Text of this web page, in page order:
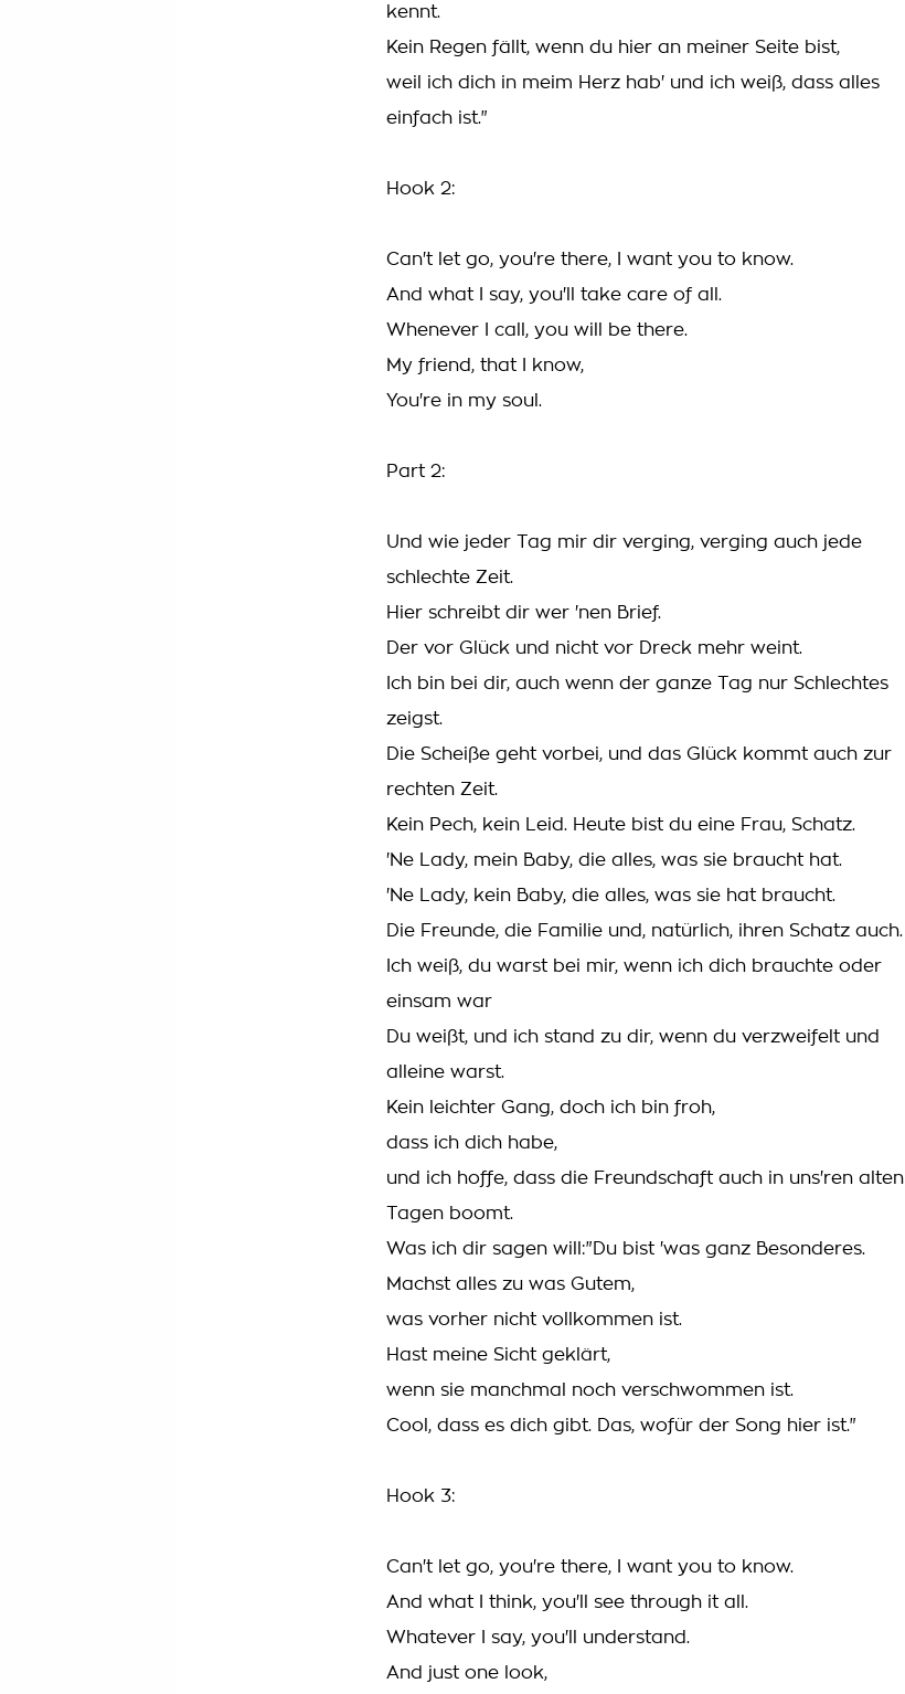
kennt.
Kein Regen fällt, wenn du hier an meiner Seite bist,
weil ich dich in meim Herz hab' und ich weiß, dass alles
einfach ist."
Hook 2:
Can't let go, you're there, I want you to know.
And what I say, you'll take care of all.
Whenever I call, you will be there.
My friend, that I know,
You're in my soul.
Part 2:
Und wie jeder Tag mir dir verging, verging auch jede
schlechte Zeit.
Hier schreibt dir wer 'nen Brief.
Der vor Glück und nicht vor Dreck mehr weint.
Ich bin bei dir, auch wenn der ganze Tag nur Schlechtes
zeigst.
Die Scheiße geht vorbei, und das Glück kommt auch zur
rechten Zeit.
Kein Pech, kein Leid. Heute bist du eine Frau, Schatz.
'Ne Lady, mein Baby, die alles, was sie braucht hat.
'Ne Lady, kein Baby, die alles, was sie hat braucht.
Die Freunde, die Familie und, natürlich, ihren Schatz auch.
Ich weiß, du warst bei mir, wenn ich dich brauchte oder
einsam war
Du weißt, und ich stand zu dir, wenn du verzweifelt und
alleine warst.
Kein leichter Gang, doch ich bin froh,
dass ich dich habe,
und ich hoffe, dass die Freundschaft auch in uns'ren alten
Tagen boomt.
Was ich dir sagen will:"Du bist 'was ganz Besonderes.
Machst alles zu was Gutem,
was vorher nicht vollkommen ist.
Hast meine Sicht geklärt,
wenn sie manchmal noch verschwommen ist.
Cool, dass es dich gibt. Das, wofür der Song hier ist."
Hook 3:
Can't let go, you're there, I want you to know.
And what I think, you'll see through it all.
Whatever I say, you'll understand.
And just one look,